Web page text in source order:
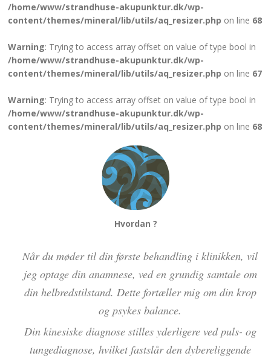
/home/www/strandhuse-akupunktur.dk/wp-
content/themes/mineral/lib/utils/aq_resizer.php on line 68
Warning: Trying to access array offset on value of type bool in
/home/www/strandhuse-akupunktur.dk/wp-
content/themes/mineral/lib/utils/aq_resizer.php on line 67
Warning: Trying to access array offset on value of type bool in
/home/www/strandhuse-akupunktur.dk/wp-
content/themes/mineral/lib/utils/aq_resizer.php on line 68
Hvordan ?
Når du møder til din første behandling i klinikken, vil
jeg optage din anamnese, ved en grundig samtale om
din helbredstilstand. Dette fortæller mig om din krop
og psykes balance.
Din kinesiske diagnose stilles yderligere ved puls- og
tungediagnose, hvilket fastslår den dybereliggende